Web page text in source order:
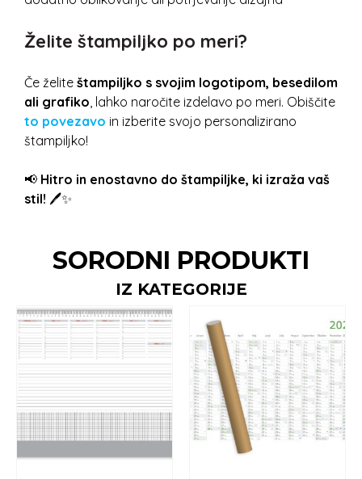
Želite štampiljko po meri?
Če želite štampiljko s svojim logotipom, besedilom
ali grafiko, lahko naročite izdelavo po meri. Obiščite
to povezavo in izberite svojo personalizirano
štampiljko!
📢 Hitro in enostavno do štampiljke, ki izraža vaš
stil! 🖊️✨
SORODNI PRODUKTI
IZ KATEGORIJE